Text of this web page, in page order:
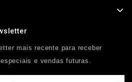
mais recente para receber
e vendas futuras.